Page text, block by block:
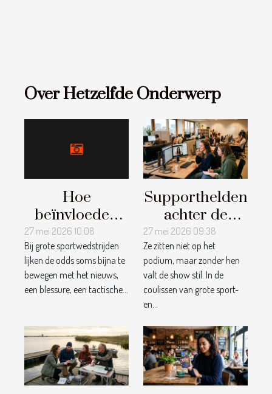
Over Hetzelfde Onderwerp
Hoe
beïnvloeden
sportkenners
de odds op
grote
wedstrijden?
27 mei 2026 10:08
Bij grote sportwedstrijden
lijken de odds soms bijna te
bewegen met het nieuws,
een blessure, een tactische...
Supporthelden
achter de
schermen:
waar winnaars
écht geholpen
worden
27 mei 2026 09:38
Ze zitten niet op het
podium, maar zonder hen
valt de show stil. In de
coulissen van grote sport-
en...